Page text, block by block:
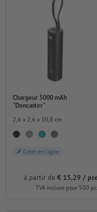
Chargeur 5000 mAh
"Doncaster"
2,6 x 2,6 x 10,8 cm
Créer en ligne
à partir de € 15,29 /
TVA incluse pour 500 pc.